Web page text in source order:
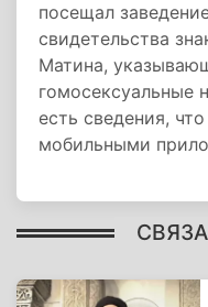
посещал
свидетельства
Матина,
гомосексуальные
есть сведения,
мобильными